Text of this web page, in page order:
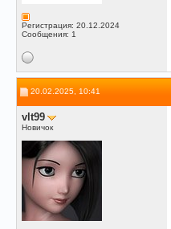
Регистрация: 20.12.2024
Сообщения: 1
20.02.2025, 10:41
vlt99
Новичок